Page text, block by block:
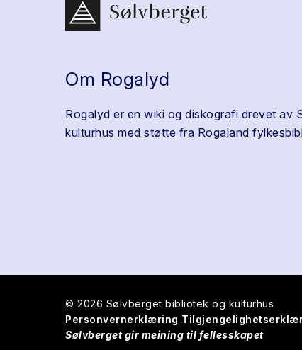
Om Rogalyd
Rogalyd er en wiki og diskografi drevet av
kulturhus med støtte fra Rogaland
© 2026 Sølvberget bibliotek og kulturhus
Personvernerklæring
Sølvberget gir meining til fellesskapet